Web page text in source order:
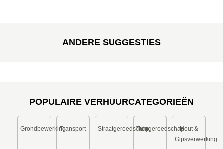
ANDERE SUGGESTIES
POPULAIRE VERHUURCATEGORIEËN
GrondbewerkingTransport StraatgereedschapTuingereedschapHout &
Gipsverwerking